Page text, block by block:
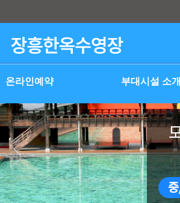
온라인예약 부대시설 소개